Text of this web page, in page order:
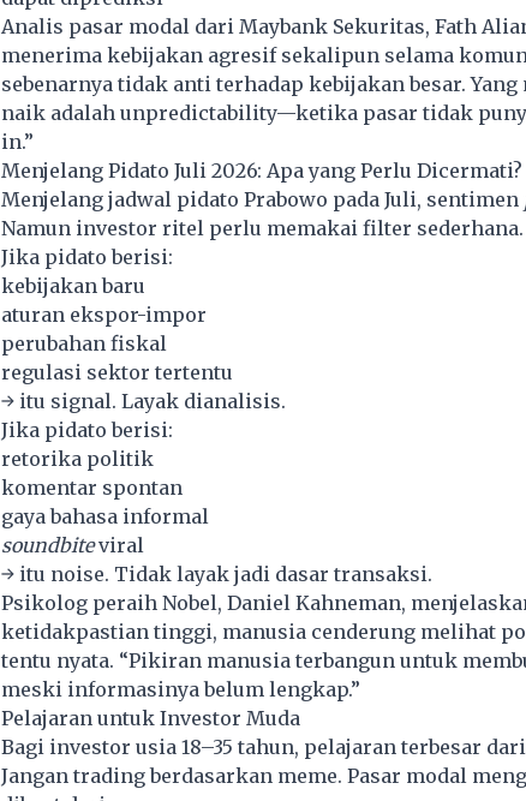
Analis pasar modal dari Maybank Sekuritas, Fath
menerima kebijakan agresif sekalipun selama
sebenarnya tidak anti terhadap kebijakan besar.
naik adalah unpredictability—ketika pasar tidak
in.”
Menjelang Pidato Juli 2026: Apa yang Perlu Dicermati?
Menjelang jadwal pidato Prabowo pada Juli, sentimen
Namun investor ritel perlu memakai filter sederhana.
Jika pidato berisi:
kebijakan baru
aturan ekspor-impor
perubahan fiskal
regulasi sektor tertentu
→ itu signal. Layak dianalisis.
Jika pidato berisi:
retorika politik
komentar spontan
gaya bahasa informal
soundbiteviral
→ itu noise. Tidak layak jadi dasar transaksi.
Psikolog peraih Nobel, Daniel Kahneman,
ketidakpastian tinggi, manusia cenderung melihat
tentu nyata. “Pikiran manusia terbangun untuk
meski informasinya belum lengkap.”
Pelajaran untuk Investor Muda
Bagi investor usia 18–35 tahun, pelajaran terbesar
Jangan trading berdasarkan meme. Pasar modal